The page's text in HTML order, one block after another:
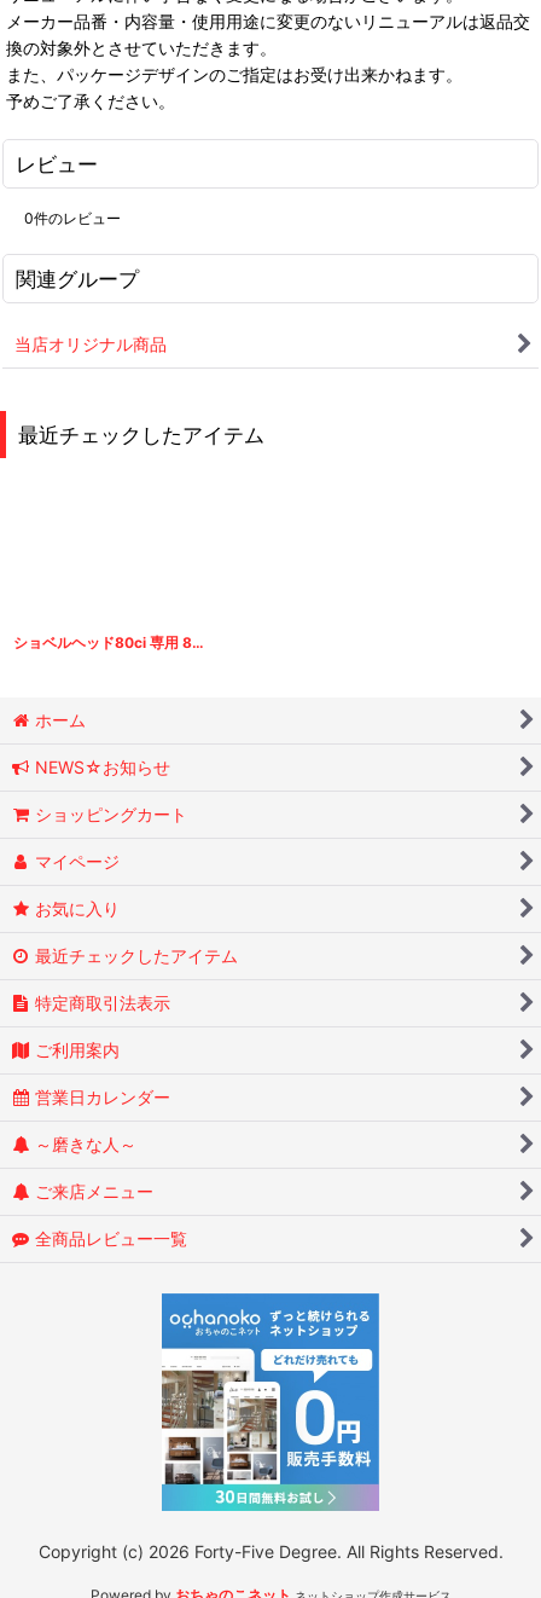
メーカー品番・内容量・使用用途に変更のないリニューアルは返品交
換の対象外とさせていただきます。
また、パッケージデザインのご指定はお受け出来かねます。
予めご了承ください。
レビュー
0件のレビュー
関連グループ
当店オリジナル商品
最近チェックしたアイテム
ショベルヘッド80ci 専用 89.5mm / MAHLE鍛造オーバーサイズピストンキット For 80ci ShovelHead Bigtwins
ホーム
NEWS☆お知らせ
ショッピングカート
マイページ
お気に入り
最近チェックしたアイテム
特定商取引法表示
ご利用案内
営業日カレンダー
～磨きな人～
ご来店メニュー
全商品レビュー一覧
Copyright (c) 2026 Forty-Five Degree. All Rights Reserved.